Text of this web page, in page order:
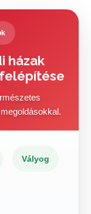
házak
Vályog